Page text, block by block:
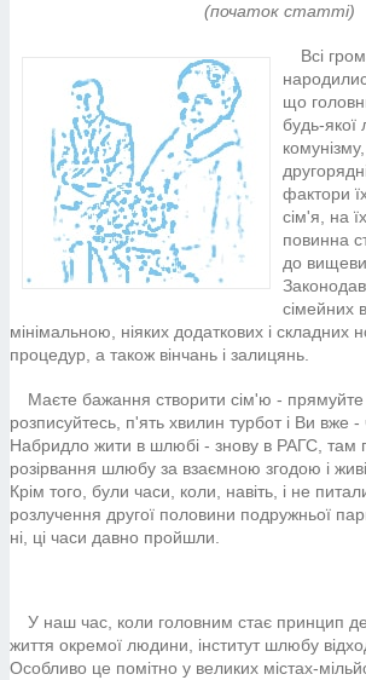
(початок статті)
Всі
що
будь-
фактори
сім'я, на
повинна
до
сімейних
мінімальною, ніяких додаткових і складних
процедур, а також вінчань і залицянь.
Маєте бажання створити сім'ю - прямуйте
розписуйтесь, п'ять хвилин турбот і Ви вже -
Набридло жити в шлюбі - знову в РАГС, там
розірвання шлюбу за взаємною згодою і
Крім того, були часи, коли, навіть, і не
розлучення другої половини подружньої
ні, ці часи давно пройшли.
У наш час, коли головним стає принцип
життя окремої людини, інститут шлюбу
Особливо це помітно у великих містах-